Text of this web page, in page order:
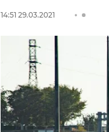
14:51 29.03.2021